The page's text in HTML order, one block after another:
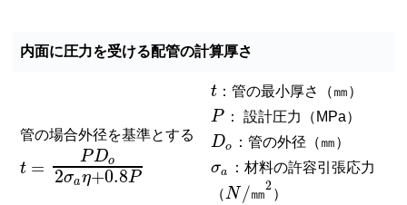
内面に圧力を受ける配管の計算厚さ
管の場合外径を基準とする
t =
PDo
2σaη+0.8P
t ：管の最小厚さ（㎜）
P ： 設計圧力（MPa）
Do ：管の外径（㎜）
σa
：材料の許容引張応力
（N/㎜
2
）